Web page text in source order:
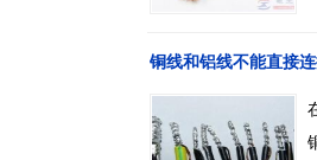
铜线和铝线不能直接